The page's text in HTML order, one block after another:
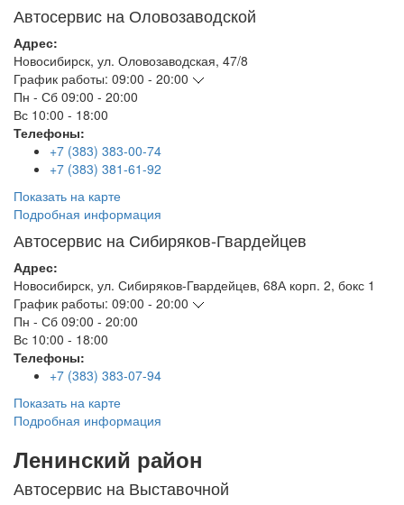
Автосервис на Оловозаводской
Адрес:
Новосибирск, ул. Оловозаводская, 47/8
График работы: 09:00 - 20:00
Пн - Сб 09:00 - 20:00
Вс 10:00 - 18:00
Телефоны:
+7 (383) 383-00-74
+7 (383) 381-61-92
Показать на карте
Подробная информация
Автосервис на Сибиряков-Гвардейцев
Адрес:
Новосибирск, ул. Сибиряков-Гвардейцев, 68А корп. 2, бокс 1
График работы: 09:00 - 20:00
Пн - Сб 09:00 - 20:00
Вс 10:00 - 18:00
Телефоны:
+7 (383) 383-07-94
Показать на карте
Подробная информация
Ленинский район
Автосервис на Выставочной